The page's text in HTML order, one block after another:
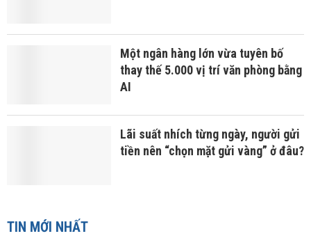
Một ngân hàng lớn vừa tuyên bố
thay thế 5.000 vị trí văn phòng bằng
AI
Lãi suất nhích từng ngày, người gửi
tiền nên “chọn mặt gửi vàng” ở đâu?
TIN MỚI NHẤT